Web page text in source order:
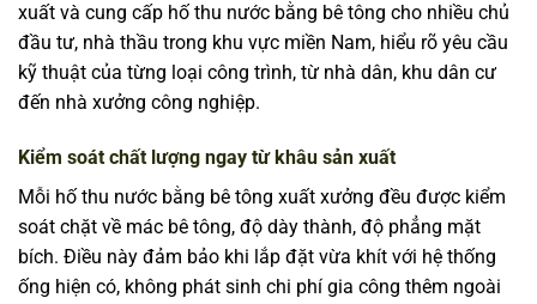
xuất và cung cấp hố thu nước bằng bê tông cho nhiều chủ
đầu tư, nhà thầu trong khu vực miền Nam, hiểu rõ yêu cầu
kỹ thuật của từng loại công trình, từ nhà dân, khu dân cư
đến nhà xưởng công nghiệp.
Kiểm soát chất lượng ngay từ khâu sản xuất
Mỗi hố thu nước bằng bê tông xuất xưởng đều được kiểm
soát chặt về mác bê tông, độ dày thành, độ phẳng mặt
bích. Điều này đảm bảo khi lắp đặt vừa khít với hệ thống
ống hiện có, không phát sinh chi phí gia công thêm ngoài